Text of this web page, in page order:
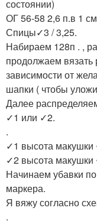
состоянии)
ОГ 56-58 2,6 п.в 1
Спицы✓3 / 3,25.
Набираем 128п . ,
продолжаем вязать
зависимости от
шапки ( чтобы
Далее
✓1 или ✓2.
.
✓1 высота макушки
✓2 высота
Начинаем убавки
маркера.
Я вяжу согласно
.